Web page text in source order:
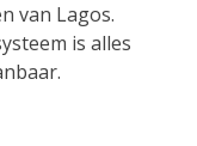
van Lagos.
is alles